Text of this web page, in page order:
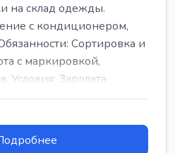
на склад одежды.
с кондиционером,
Сортировка и
с маркировкой,
Условия: Зарплата...